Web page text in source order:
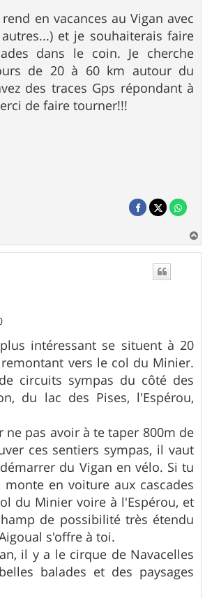
en vacances au Vigan avec
et je souhaiterais faire
dans le coin. Je cherche
de 20 à 60 km autour du
des traces Gps répondant à
de faire tourner!!!
a
intéressant se situent à 20
vers le col du Minier.
circuits sympas du côté des
du lac des Pises, l'Espérou,
ne pas avoir à te taper 800m de
ces sentiers sympas, il vaut
du Vigan en vélo. Si tu
en voiture aux cascades
du Minier voire à l'Espérou, et
de possibilité très étendu
s'offre à toi.
il y a le cirque de Navacelles
balades et des paysages